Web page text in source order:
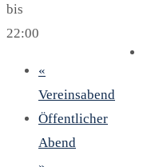
bis
22:00
«
Vereinsabend
Öffentlicher
Abend